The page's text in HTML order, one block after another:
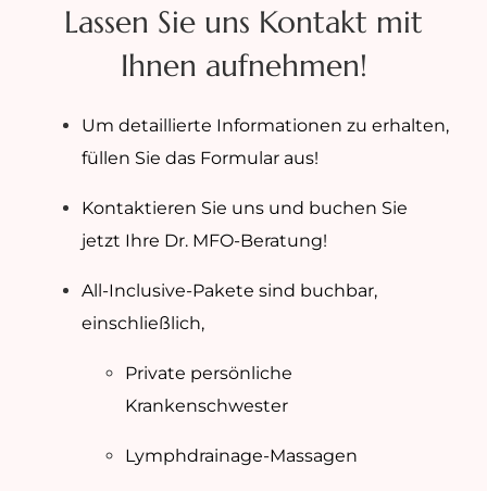
Lassen Sie uns Kontakt mit
Ihnen aufnehmen!
Um detaillierte Informationen zu erhalten,
füllen Sie das Formular aus!
Kontaktieren Sie uns und buchen Sie
jetzt Ihre Dr. MFO-Beratung!
All-Inclusive-Pakete sind buchbar,
einschließlich,
Private persönliche
Krankenschwester
Lymphdrainage-Massagen